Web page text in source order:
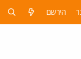
הירשם